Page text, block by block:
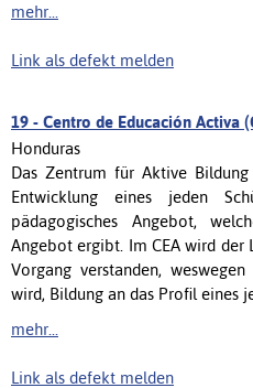
mehr...
Link als defekt melden
19 - Centro de Educación Activa
Honduras
Das Zentrum für Aktive
Entwicklung eines jeden
pädagogisches Angebot,
Angebot ergibt. Im CEA wird der
Vorgang verstanden,
wird, Bildung an das Profil eines
mehr...
Link als defekt melden